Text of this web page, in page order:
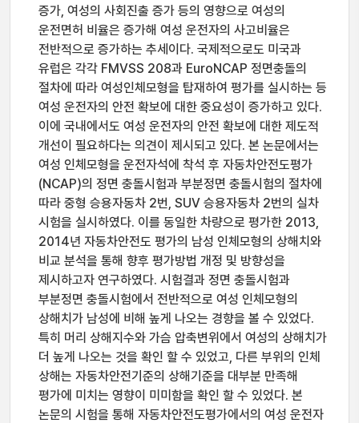
증가, 여성의 사회진출 증가 등의 영향으로 여성의
운전면허 비율은 증가해 여성 운전자의 사고비율은
전반적으로 증가하는 추세이다. 국제적으로도 미국과
유럽은 각각 FMVSS 208과 EuroNCAP 정면충돌의
절차에 따라 여성인체모형을 탑재하여 평가를 실시하는 등
여성 운전자의 안전 확보에 대한 중요성이 증가하고 있다.
이에 국내에서도 여성 운전자의 안전 확보에 대한 제도적
개선이 필요하다는 의견이 제시되고 있다. 본 논문에서는
여성 인체모형을 운전자석에 착석 후 자동차안전도평가
(NCAP)의 정면 충돌시험과 부분정면 충돌시험의 절차에
따라 중형 승용자동차 2번, SUV 승용자동차 2번의 실차
시험을 실시하였다. 이를 동일한 차량으로 평가한 2013,
2014년 자동차안전도 평가의 남성 인체모형의 상해치와
비교 분석을 통해 향후 평가방법 개정 및 방향성을
제시하고자 연구하였다. 시험결과 정면 충돌시험과
부분정면 충돌시험에서 전반적으로 여성 인체모형의
상해치가 남성에 비해 높게 나오는 경향을 볼 수 있었다.
특히 머리 상해지수와 가슴 압축변위에서 여성의 상해치가
더 높게 나오는 것을 확인 할 수 있었고, 다른 부위의 인체
상해는 자동차안전기준의 상해기준을 대부분 만족해
평가에 미치는 영향이 미미함을 확인 할 수 있었다. 본
논문의 시험을 통해 자동차안전도평가에서의 여성 운전자